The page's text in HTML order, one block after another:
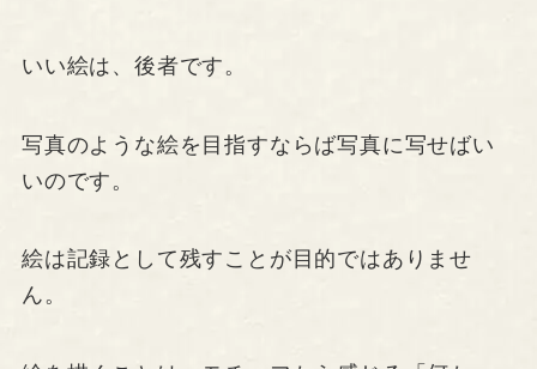
いい絵は、後者です。
写真のような絵を目指すならば写真に写せばい
いのです。
絵は記録として残すことが目的ではありませ
ん。